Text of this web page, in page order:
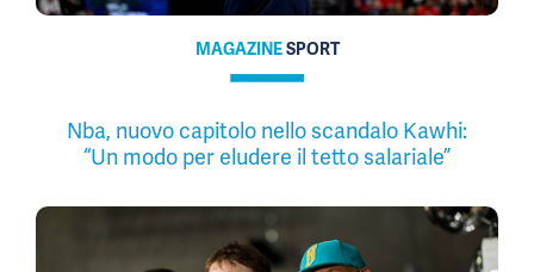
MAGAZINESPORT
Nba, nuovo capitolo nello scandalo Kawhi:
“Un modo per eludere il tetto salariale”